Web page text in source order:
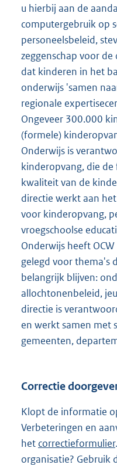
u hierbij aan de
computergebruik op
personeelsbeleid,
zeggenschap voor
dat kinderen in het
onderwijs 'samen
regionale
Ongeveer 300.000
(formele)
Onderwijs is
kinderopvang, die
kwaliteit van de
directie werkt aan
voor kinderopvang,
vroegschoolse
Onderwijs heeft
gelegd voor thema's
belangrijk blijven:
allochtonenbeleid,
directie is
en werkt samen met
gemeenten,
Correctie
Klopt de informatie
Verbeteringen en
het correctieformulier
organisatie? Gebruik